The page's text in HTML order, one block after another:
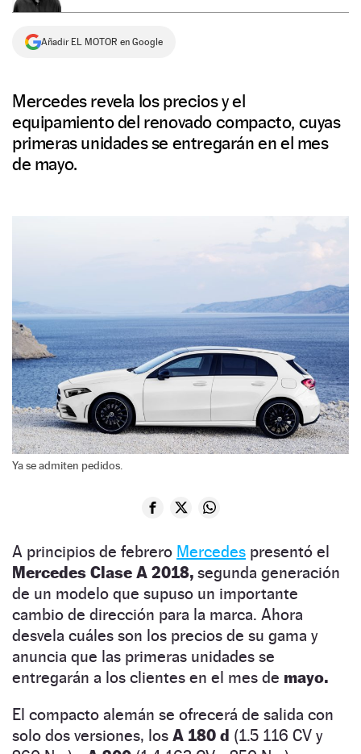
Añadir EL MOTOR en Google
Mercedes revela los precios y el
equipamiento del renovado compacto, cuyas
primeras unidades se entregarán en el mes
de mayo.
Ya se admiten pedidos.
A principios de febrero Mercedes presentó el
Mercedes Clase A 2018, segunda generación
de un modelo que supuso un importante
cambio de dirección para la marca. Ahora
desvela cuáles son los precios de su gama y
anuncia que las primeras unidades se
entregarán a los clientes en el mes de mayo.
El compacto alemán se ofrecerá de salida con
solo dos versiones, los A 180 d (1.5 116 CV y